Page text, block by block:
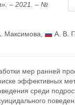
– 2021. – №
Максимова
А. В.
мер ранней
эффективных
среди